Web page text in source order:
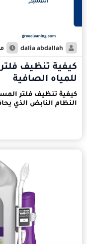
dalia abdallah
كيفية تنظيف
للمياه الصافية
كيفية تنظيف فلتر
النظام النابض الذي